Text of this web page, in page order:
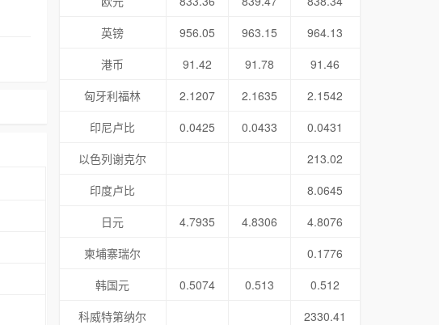
英镑
956.05 963.15
964.13
港币
91.42 91.78
91.46
匈牙利福林
2.1207 2.1635
2.1542
印尼卢比
0.0425 0.0433
0.0431
以色列谢克尔
213.02
印度卢比
8.0645
日元
4.7935 4.8306
4.8076
柬埔寨瑞尔
0.1776
韩国元
0.5074 0.513
0.512
科威特第纳尔
2330.41